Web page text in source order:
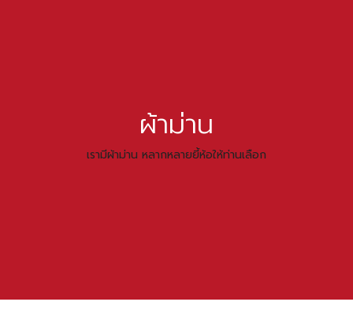
ผ้าม่าน
เรามีผ้าม่าน หลากหลายยี้ห้อให้ท่านเลือก